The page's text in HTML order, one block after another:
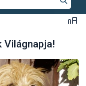
Világnapja!